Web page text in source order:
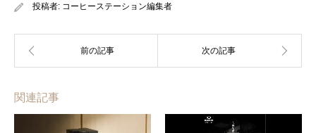
投稿者: コーヒーステーション編集者
関連記事